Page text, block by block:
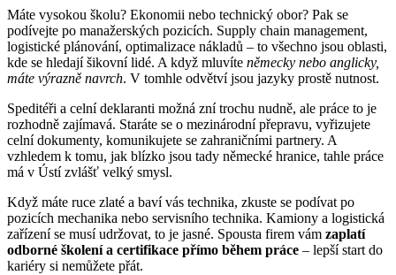
Máte vysokou školu? Ekonomii nebo technický obor? Pak se
podívejte po manažerských pozicích. Supply chain management,
logistické plánování, optimalizace nákladů – to všechno jsou oblasti,
kde se hledají šikovní lidé. A když mluvíte německy nebo anglicky,
máte výrazně navrch. V tomhle odvětví jsou jazyky prostě nutnost.
Speditéři a celní deklaranti možná zní trochu nudně, ale práce to je
rozhodně zajímavá. Staráte se o mezinárodní přepravu, vyřizujete
celní dokumenty, komunikujete se zahraničními partnery. A
vzhledem k tomu, jak blízko jsou tady německé hranice, tahle práce
má v Ústí zvlášť velký smysl.
Když máte ruce zlaté a baví vás technika, zkuste se podívat po
pozicích mechanika nebo servisního technika. Kamiony a logistická
zařízení se musí udržovat, to je jasné. Spousta firem vám zaplatí
odborné školení a certifikace přímo během práce – lepší start do
kariéry si nemůžete přát.